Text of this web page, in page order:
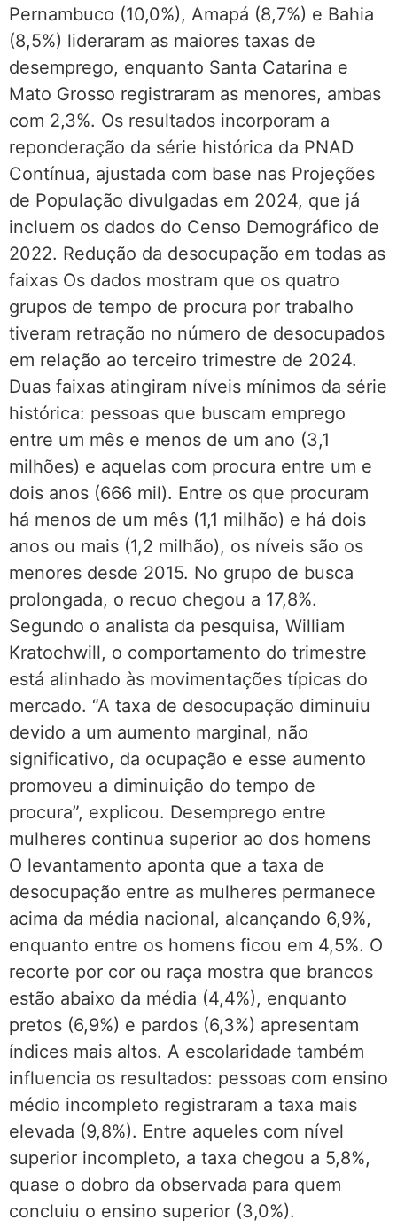
Pernambuco (10,0%), Amapá (8,7%) e Bahia
(8,5%) lideraram as maiores taxas de
desemprego, enquanto Santa Catarina e
Mato Grosso registraram as menores, ambas
com 2,3%. Os resultados incorporam a
reponderação da série histórica da PNAD
Contínua, ajustada com base nas Projeções
de População divulgadas em 2024, que já
incluem os dados do Censo Demográfico de
2022. Redução da desocupação em todas as
faixas Os dados mostram que os quatro
grupos de tempo de procura por trabalho
tiveram retração no número de desocupados
em relação ao terceiro trimestre de 2024.
Duas faixas atingiram níveis mínimos da série
histórica: pessoas que buscam emprego
entre um mês e menos de um ano (3,1
milhões) e aquelas com procura entre um e
dois anos (666 mil). Entre os que procuram
há menos de um mês (1,1 milhão) e há dois
anos ou mais (1,2 milhão), os níveis são os
menores desde 2015. No grupo de busca
prolongada, o recuo chegou a 17,8%.
Segundo o analista da pesquisa, William
Kratochwill, o comportamento do trimestre
está alinhado às movimentações típicas do
mercado. “A taxa de desocupação diminuiu
devido a um aumento marginal, não
significativo, da ocupação e esse aumento
promoveu a diminuição do tempo de
procura”, explicou. Desemprego entre
mulheres continua superior ao dos homens
O levantamento aponta que a taxa de
desocupação entre as mulheres permanece
acima da média nacional, alcançando 6,9%,
enquanto entre os homens ficou em 4,5%. O
recorte por cor ou raça mostra que brancos
estão abaixo da média (4,4%), enquanto
pretos (6,9%) e pardos (6,3%) apresentam
índices mais altos. A escolaridade também
influencia os resultados: pessoas com ensino
médio incompleto registraram a taxa mais
elevada (9,8%). Entre aqueles com nível
superior incompleto, a taxa chegou a 5,8%,
quase o dobro da observada para quem
concluiu o ensino superior (3,0%).